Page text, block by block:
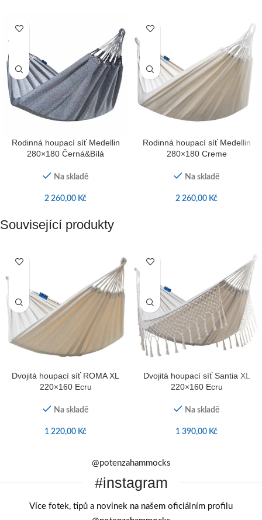
Rodinná houpací síť Medellin
280×180 Černá&Bílá
Na skladě
2 260,00 Kč
Rodinná houpací síť Medellin
280×180 Creme
Na skladě
2 260,00 Kč
Související produkty
Dvojitá houpací síť ROMA XL
220×160 Ecru
Na skladě
1 220,00 Kč
Dvojitá houpací síť Santia XL
220×160 Ecru
Na skladě
1 390,00 Kč
@potenzahammocks
#instagram
Více fotek, tipů a novinek na našem oficiálním profilu